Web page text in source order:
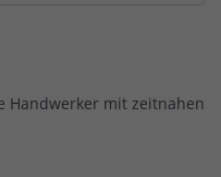
Handwerker mit zeitnahen